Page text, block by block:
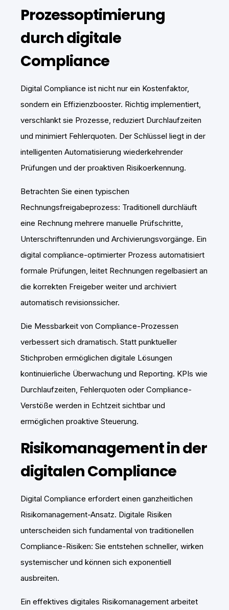
Prozessoptimierung
durch digitale
Compliance
Digital Compliance ist nicht nur ein Kostenfaktor,
sondern ein Effizienzbooster. Richtig implementiert,
verschlankt sie Prozesse, reduziert Durchlaufzeiten
und minimiert Fehlerquoten. Der Schlüssel liegt in der
intelligenten Automatisierung wiederkehrender
Prüfungen und der proaktiven Risikoerkennung.
Betrachten Sie einen typischen
Rechnungsfreigabeprozess: Traditionell durchläuft
eine Rechnung mehrere manuelle Prüfschritte,
Unterschriftenrunden und Archivierungsvorgänge. Ein
digital compliance-optimierter Prozess automatisiert
formale Prüfungen, leitet Rechnungen regelbasiert an
die korrekten Freigeber weiter und archiviert
automatisch revisionssicher.
Die Messbarkeit von Compliance-Prozessen
verbessert sich dramatisch. Statt punktueller
Stichproben ermöglichen digitale Lösungen
kontinuierliche Überwachung und Reporting. KPIs wie
Durchlaufzeiten, Fehlerquoten oder Compliance-
Verstöße werden in Echtzeit sichtbar und
ermöglichen proaktive Steuerung.
Risikomanagement in der
digitalen Compliance
Digital Compliance erfordert einen ganzheitlichen
Risikomanagement-Ansatz. Digitale Risiken
unterscheiden sich fundamental von traditionellen
Compliance-Risiken: Sie entstehen schneller, wirken
systemischer und können sich exponentiell
ausbreiten.
Ein effektives digitales Risikomanagement arbeitet